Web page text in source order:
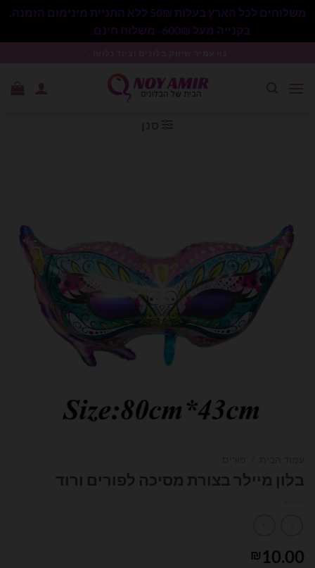
משלוחים לכל הארץ בעלות 50₪ ללא התניית מינימום הזמנה.
בקנייה מעל 600₪- משלוח חינם.
בלון מיילר בצורת מסיכה לפורים ורוד
₪10.00